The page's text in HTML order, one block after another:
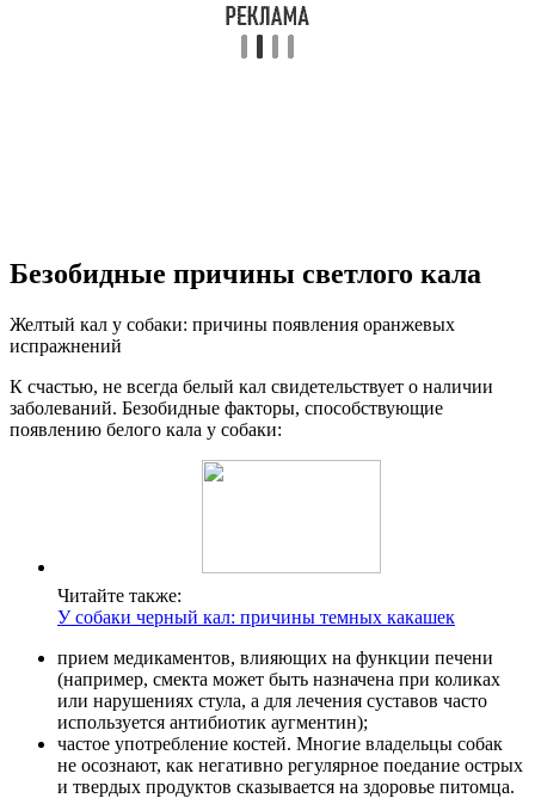
Безобидные причины светлого кала
Желтый кал у собаки: причины появления оранжевых
испражнений
К счастью, не всегда белый кал свидетельствует о наличии
заболеваний. Безобидные факторы, способствующие
появлению белого кала у собаки:
Читайте также:
У собаки черный кал: причины темных какашек
прием медикаментов, влияющих на функции печени
(например, смекта может быть назначена при коликах
или нарушениях стула, а для лечения суставов часто
используется антибиотик аугментин);
частое употребление костей. Многие владельцы собак
не осознают, как негативно регулярное поедание острых
и твердых продуктов сказывается на здоровье питомца.